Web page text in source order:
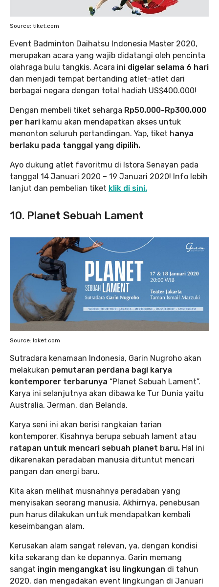
Source: tiket.com
Event Badminton Daihatsu Indonesia Master 2020,
merupakan acara yang wajib didatangi oleh pencinta
olahraga bulu tangkis. Acara ini digelar selama 6 hari
dan menjadi tempat bertanding atlet-atlet dari
berbagai negara dengan total hadiah US$400.000!
Dengan membeli tiket seharga Rp50.000-Rp300.000
per hari kamu akan mendapatkan akses untuk
menonton seluruh pertandingan. Yap, tiket hanya
berlaku pada tanggal yang dipilih.
Ayo dukung atlet favoritmu di Istora Senayan pada
tanggal 14 Januari 2020 – 19 Januari 2020! Info lebih
lanjut dan pembelian tiket klik di sini.
10. Planet Sebuah Lament
Source: loket.com
Sutradara kenamaan Indonesia, Garin Nugroho akan
melakukan pemutaran perdana bagi karya
kontemporer terbarunya “Planet Sebuah Lament”.
Karya ini selanjutnya akan dibawa ke Tur Dunia yaitu
Australia, Jerman, dan Belanda.
Karya seni ini akan berisi rangkaian tarian
kontemporer. Kisahnya berupa sebuah lament atau
ratapan untuk mencari sebuah planet baru. Hal ini
dikarenakan peradaban manusia dituntut mencari
pangan dan energi baru.
Kita akan melihat musnahnya peradaban yang
menyisakan seorang manusia. Akhirnya, penebusan
pun harus dilakukan untuk mendapatkan kembali
keseimbangan alam.
Kerusakan alam sangat relevan, ya, dengan kondisi
kita sekarang dan ke depannya. Garin memang
sangat ingin mengangkat isu lingkungan di tahun
2020, dan mengadakan event lingkungan di Januari